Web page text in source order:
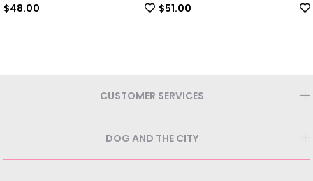
$48.00 $51.00
CUSTOMER SERVICES
DOG AND THE CITY